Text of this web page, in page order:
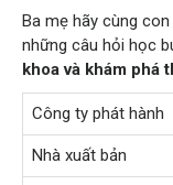
Ba mẹ hãy cùng
những câu hỏi học
khoa và khám phá
Công ty phát hành
Nhà xuất bản